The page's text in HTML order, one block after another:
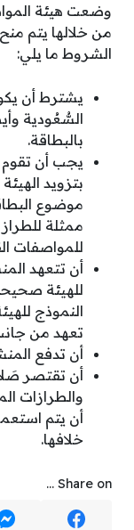
وضعت هيئة
من خلالها يتم
الشروط ما يلي:
يشترط أن
السُّعُودية
بالبطاقة.
يجب أن تقوم
بتزويد
موضوع
ممثلة
للمواصفات
أن تتعهد
للهيئة
النموذج
تعهد من
أن تدفع
أن تقتصر
والطرازات
أن يتم
خلافها.​
Share on ...